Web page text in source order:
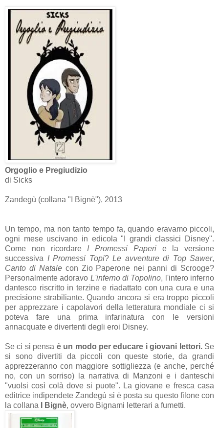
Orgoglio e Pregiudizio
di Sicks
Zandegù (collana "I Bignè"), 2013
Un tempo, ma non tanto tempo fa, quando eravamo piccoli,
ogni mese uscivano in edicola "I grandi classici Disney".
Come non ricordare I Promessi Paperie la versione
successiva I Promessi Topi? Le avventure di Top Sawer,
Canto di Natalecon Zio Paperone nei panni di Scrooge?
Personalmente adoravo L'inferno di Topolino, l'intero inferno
dantesco riscritto in terzine e riadattato con una cura e una
precisione strabiliante. Quando ancora si era troppo piccoli
per apprezzare i capolavori della letteratura mondiale ci si
poteva fare una prima infarinatura con le versioni
annacquate e divertenti degli eroi Disney.
Se ci si pensa è un modo per educare i giovani lettori. Se
si sono divertiti da piccoli con queste storie, da grandi
apprezzeranno con maggiore sottigliezza (e anche, perché
no, con un sorriso) la narrativa di Manzoni e i danteschi
"vuolsi così colà dove si puote". La giovane e fresca casa
editrice indipendete Zandegù si è posta su questo filone con
la collana
I Bignè, ovvero Bignami letterari a fumetti.